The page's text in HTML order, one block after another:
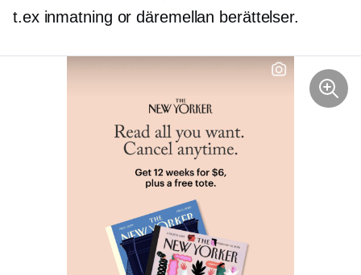
t.ex inmatning ordäremellan berättelser.